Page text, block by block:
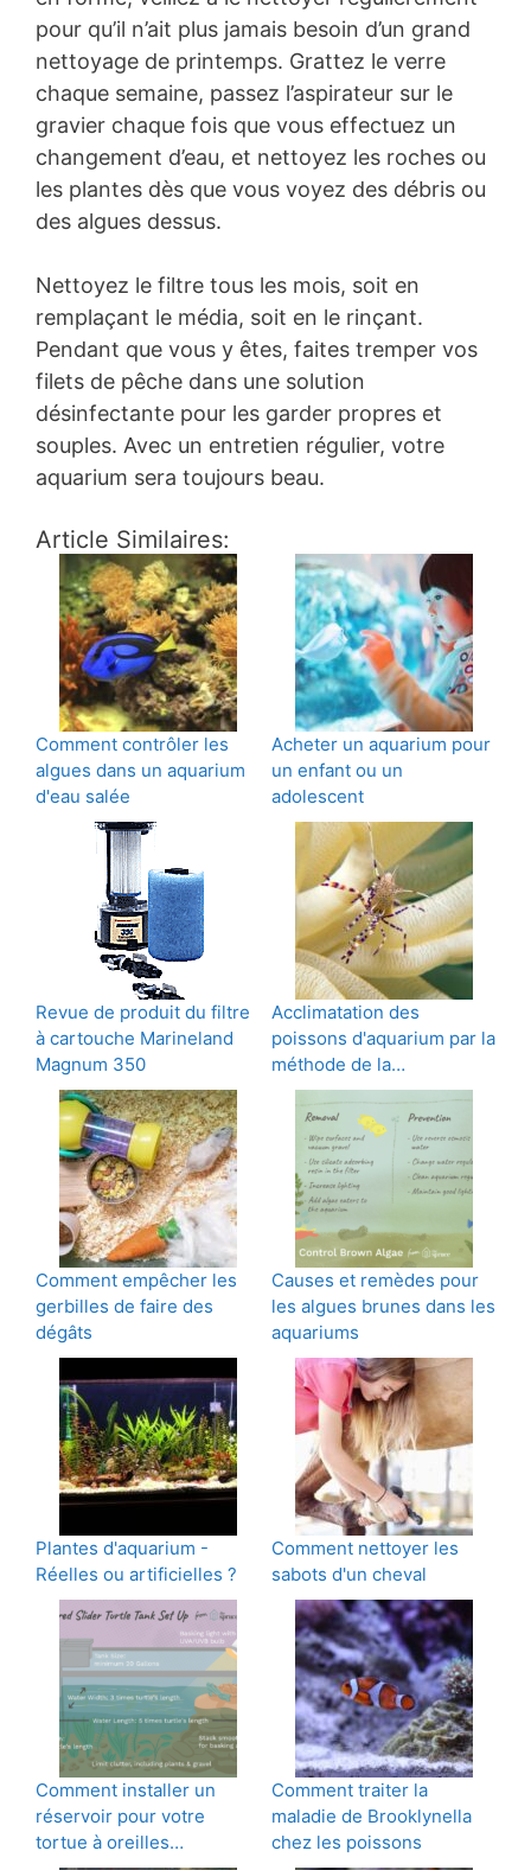
pour qu’il n’ait plus jamais besoin d’un grand
nettoyage de printemps. Grattez le verre
chaque semaine, passez l’aspirateur sur le
gravier chaque fois que vous effectuez un
changement d’eau, et nettoyez les roches ou
les plantes dès que vous voyez des débris ou
des algues dessus.
Nettoyez le filtre tous les mois, soit en
remplaçant le média, soit en le rinçant.
Pendant que vous y êtes, faites tremper vos
filets de pêche dans une solution
désinfectante pour les garder propres et
souples. Avec un entretien régulier, votre
aquarium sera toujours beau.
Article Similaires:
Comment contrôler les
algues dans un aquarium
d'eau salée
Acheter un aquarium pour
un enfant ou un
adolescent
Revue de produit du filtre
à cartouche Marineland
Magnum 350
Acclimatation des
poissons d'aquarium par la
méthode de la…
Comment empêcher les
gerbilles de faire des
dégâts
Causes et remèdes pour
les algues brunes dans les
aquariums
Plantes d'aquarium -
Réelles ou artificielles ?
Comment nettoyer les
sabots d'un cheval
Comment installer un
réservoir pour votre
tortue à oreilles…
Comment traiter la
maladie de Brooklynella
chez les poissons